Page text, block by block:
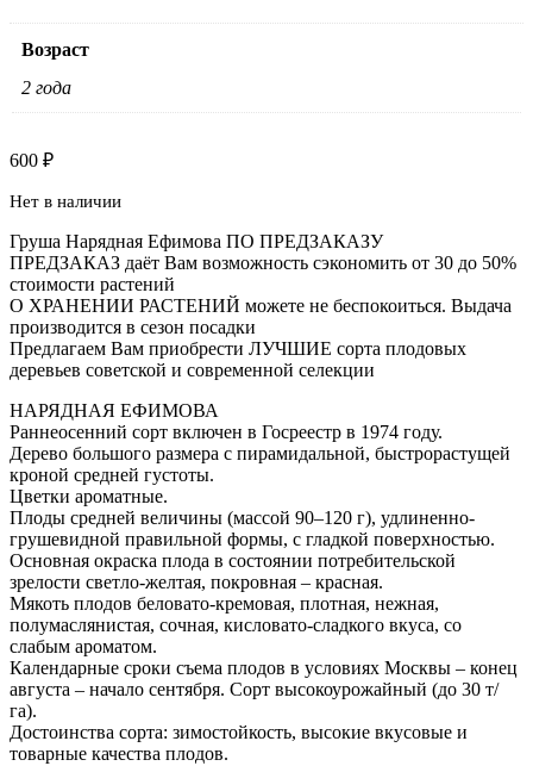
Возраст
2 года
600 ₽
Нет в наличии
Груша Нарядная Ефимова ПО ПРЕДЗАКАЗУ
ПРЕДЗАКАЗ даёт Вам возможность сэкономить от 30 до 50%
стоимости растений
О ХРАНЕНИИ РАСТЕНИЙ можете не беспокоиться. Выдача
производится в сезон посадки
Предлагаем Вам приобрести ЛУЧШИЕ сорта плодовых
деревьев советской и современной селекции
НАРЯДНАЯ ЕФИМОВА
Раннеосенний сорт включен в Госреестр в 1974 году.
Дерево большого размера с пирамидальной, быстрорастущей
кроной средней густоты.
Цветки ароматные.
Плоды средней величины (массой 90–120 г), удлиненно-
грушевидной правильной формы, с гладкой поверхностью.
Основная окраска плода в состоянии потребительской
зрелости светло-желтая, покровная – красная.
Мякоть плодов беловато-кремовая, плотная, нежная,
полумаслянистая, сочная, кисловато-сладкого вкуса, со
слабым ароматом.
Календарные сроки съема плодов в условиях Москвы – конец
августа – начало сентября. Сорт высокоурожайный (до 30 т/
га).
Достоинства сорта: зимостойкость, высокие вкусовые и
товарные качества плодов.